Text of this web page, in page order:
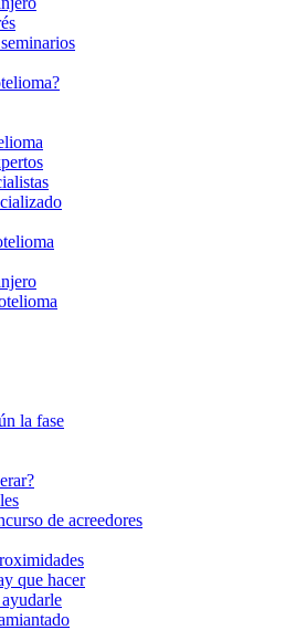
la fase
de acreedores
que hacer